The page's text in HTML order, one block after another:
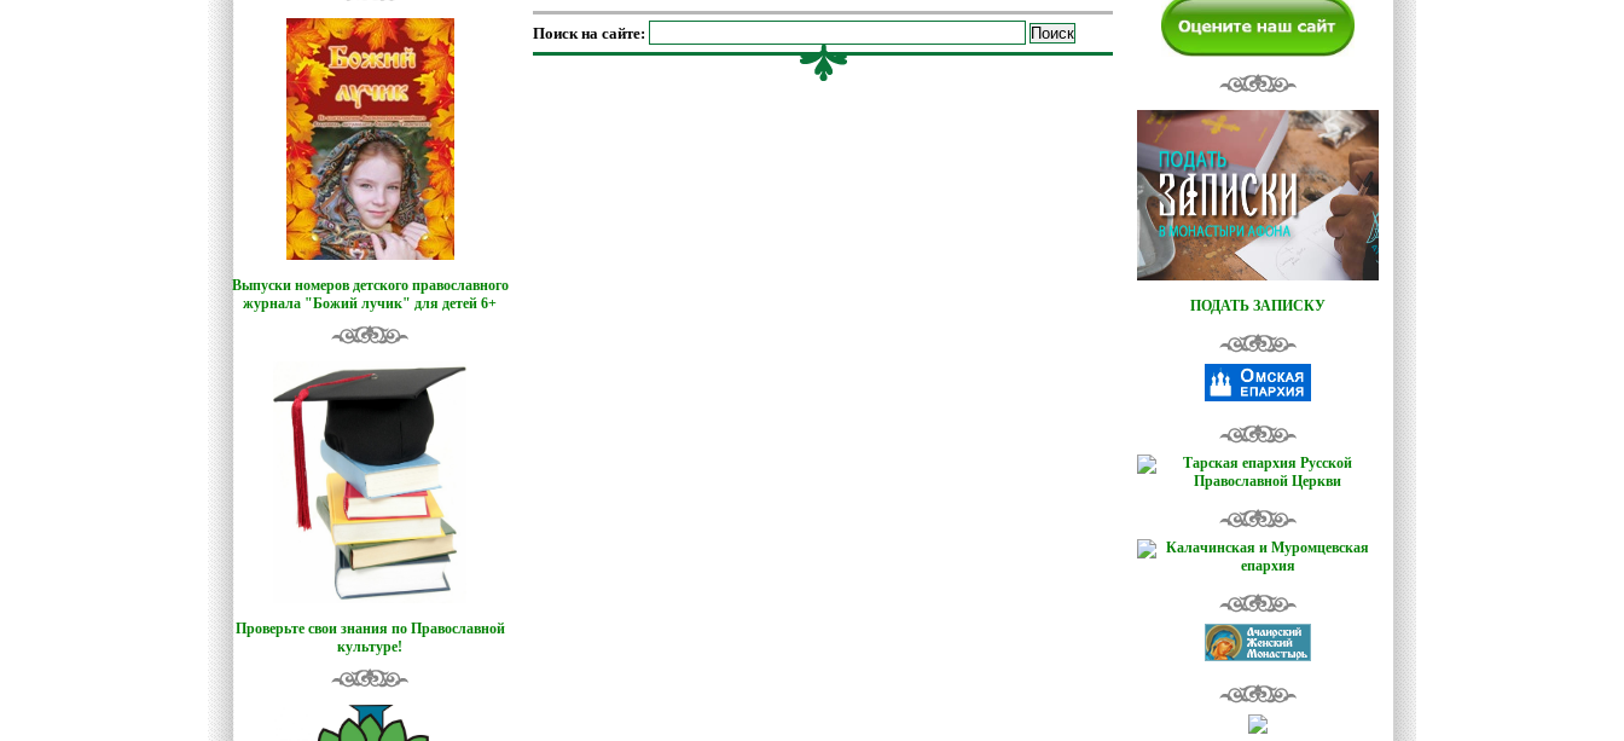
Выпуски номеров детского православного
журнала "Божий лучик" для детей 6+
Проверьте свои знания по Православной
культуре!
Поиск на сайте:
ПОДАТЬ ЗАПИСКУ